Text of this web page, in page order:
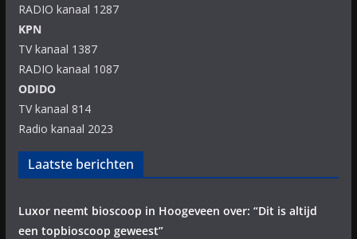
RADIO kanaal 1287
KPN
TV kanaal 1387
RADIO kanaal 1087
ODIDO
TV kanaal 814
Radio kanaal 2023
Laatste berichten
Luxor neemt bioscoop in Hoogeveen over: “Dit is altijd
een topbioscoop geweest”